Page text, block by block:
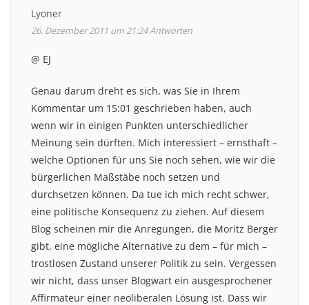
Lyoner
26. Dezember 2011 um 21:24Antworten
@ EJ
Genau darum dreht es sich, was Sie in Ihrem
Kommentar um 15:01 geschrieben haben, auch
wenn wir in einigen Punkten unterschiedlicher
Meinung sein dürften. Mich interessiert – ernsthaft –
welche Optionen für uns Sie noch sehen, wie wir die
bürgerlichen Maßstäbe noch setzen und
durchsetzen können. Da tue ich mich recht schwer,
eine politische Konsequenz zu ziehen. Auf diesem
Blog scheinen mir die Anregungen, die Moritz Berger
gibt, eine mögliche Alternative zu dem – für mich –
trostlosen Zustand unserer Politik zu sein. Vergessen
wir nicht, dass unser Blogwart ein ausgesprochener
Affirmateur einer neoliberalen Lösung ist. Dass wir